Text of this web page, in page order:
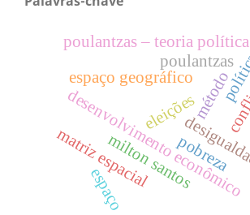
desenvolvimento econômico
espaço geográfico
pobreza
eleiçõesmétodo
milton santos
poulantzas
poulantzas – teoria política
matriz espacial
espaço